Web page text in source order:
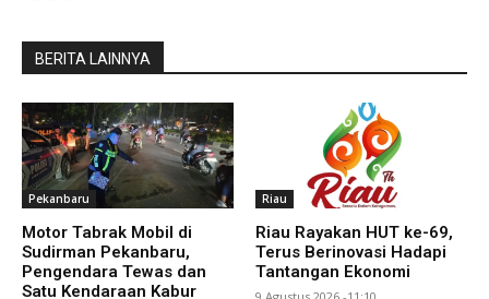
BERITA LAINNYA
Pekanbaru
Motor Tabrak Mobil di
Sudirman Pekanbaru,
Pengendara Tewas dan
Satu Kendaraan Kabur
Riau
Riau Rayakan HUT ke-69,
Terus Berinovasi Hadapi
Tantangan Ekonomi